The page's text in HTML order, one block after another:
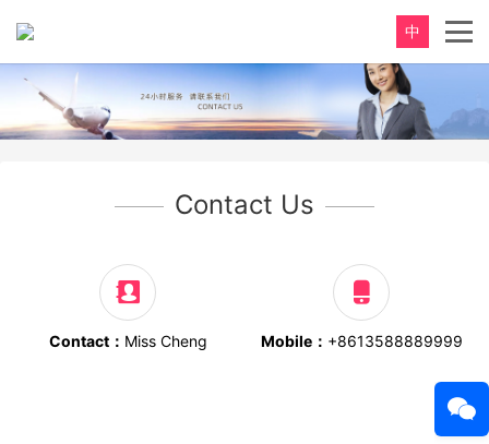
中
Contact Us
Contact： Miss Cheng Mobile： +8613588889999